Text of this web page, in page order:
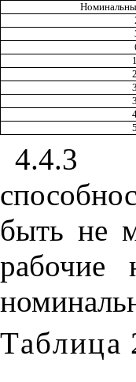
4.4.3
быть не
рабочие
Таблица